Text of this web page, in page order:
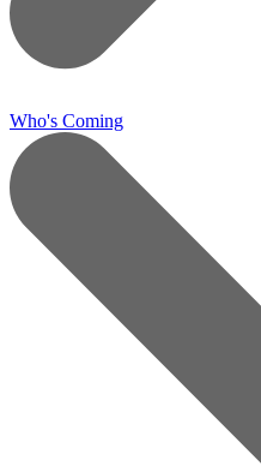
Who's Coming